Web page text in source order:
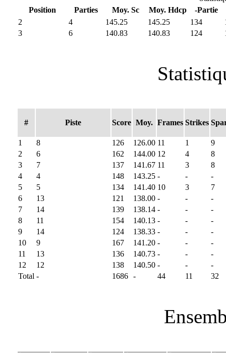
Position
Parties Moy. Sc Moy. Hdcp
-Partie
2
4 145.25 145.25 134
3
6 140.83 140.83 124
# Piste Score Moy. Frames Strikes
1 8 126 126.00 11 1
9
2
6 162 144.00 12 4
8
3
7 137 141.67 11 3
8
4
4 148 143.25 - -
-
5
5 134 141.40 10 3
7
6
13 121 138.00 - -
-
7
14 139 138.14 - -
-
8
11 154 140.13 - -
-
9
14 124 138.33 - -
-
10
9 167 141.20 - -
-
11
13 136 140.73 - -
-
12
12 138 140.50 - -
-
Total - 1686 - 44 11 32